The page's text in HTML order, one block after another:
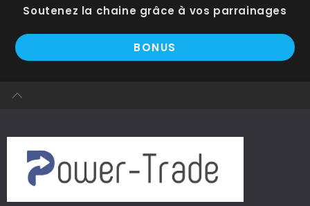
Soutenez la chaine grâce à vos parrainages
BONUS